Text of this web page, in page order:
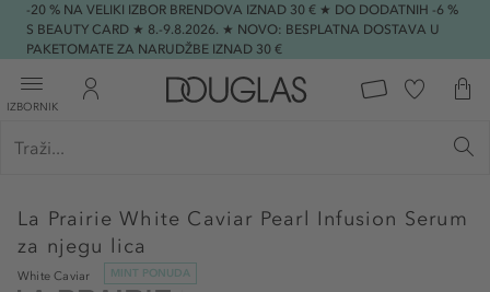
-20 % NA VELIKI IZBOR BRENDOVA IZNAD 30 € ★ DO DODATNIH -6 %
S BEAUTY CARD ★ 8.-9.8.2026. ★ NOVO: BESPLATNA DOSTAVA U
PAKETOMATE ZA NARUDŽBE IZNAD 30 €
IZBORNIK
La PrairieWhite Caviar Pearl Infusion Serum
za njegu lica
White Caviar MINT PONUDA